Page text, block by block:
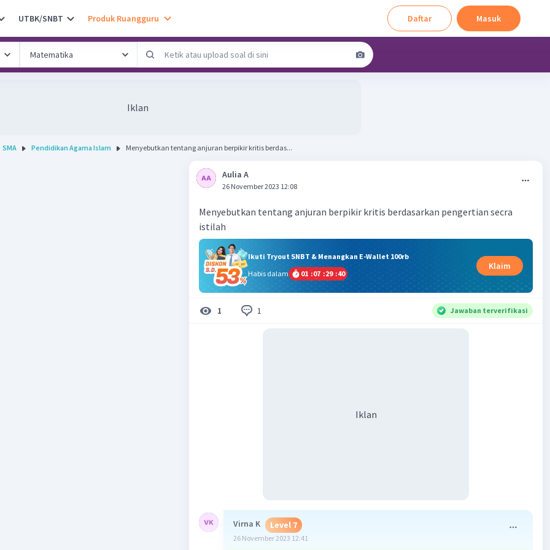
UTBK/SNBT Produk Ruangguru Daftar Masuk
Iklan
SMA Pendidikan Agama Islam Menyebutkan tentang anjuran berpikir kritis berdas...
Aulia A
26 November 2023 12:08
Menyebutkan tentang anjuran berpikir kritis berdasarkan pengertian secra
istilah
Ikuti Tryout SNBT & Menangkan E-Wallet 100rb
Habis dalam
01 :07 :29 :39
Klaim
1 1 Jawaban terverifikasi
Iklan
Virna K Level 7
26 November 2023 12:41